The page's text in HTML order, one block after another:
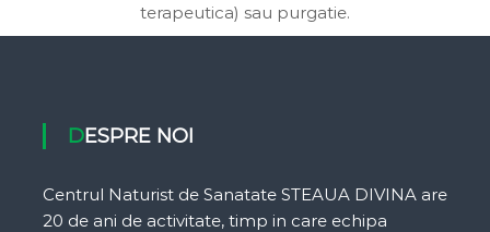
terapeutica) sau purgatie.
DESPRE NOI
Centrul Naturist de Sanatate STEAUA DIVINA are
20 de ani de activitate, timp in care echipa